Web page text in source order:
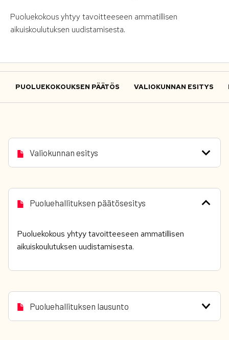
Puoluekokous yhtyy tavoitteeseen ammatillisen
aikuiskoulutuksen uudistamisesta.
PUOLUEKOKOUKSEN PÄÄTÖS VALIOKUNNAN ESITYS
Valiokunnan esitys
Puoluehallituksen päätösesitys
Puoluekokous yhtyy tavoitteeseen ammatillisen
aikuiskoulutuksen uudistamisesta.
Puoluehallituksen lausunto